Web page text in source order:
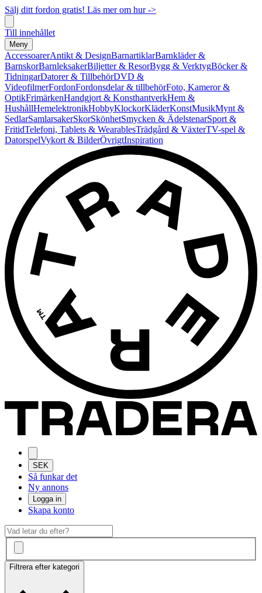
Sälj ditt fordon gratis! Läs mer om hur ->
Till innehållet
Meny
AccessoarerAntikt & DesignBarnartiklarBarnkläder &
BarnskorBarnleksakerBiljetter & ResorBygg & VerktygBöcker &
TidningarDatorer & TillbehörDVD &
VideofilmerFordonFordonsdelar & tillbehörFoto, Kameror &
OptikFrimärkenHandgjort & KonsthantverkHem &
HushållHemelektronikHobbyKlockorKläderKonstMusikMynt &
SedlarSamlarsakerSkorSkönhetSmycken & ÄdelstenarSport &
FritidTelefoni, Tablets & WearablesTrädgård & VäxterTV-spel &
DatorspelVykort & BilderÖvrigtInspiration
SEK
Så funkar det
Ny annons
Logga in
Skapa konto
Filtrera efter kategori